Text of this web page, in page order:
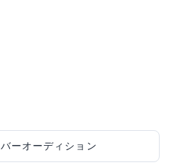
ーオーディション